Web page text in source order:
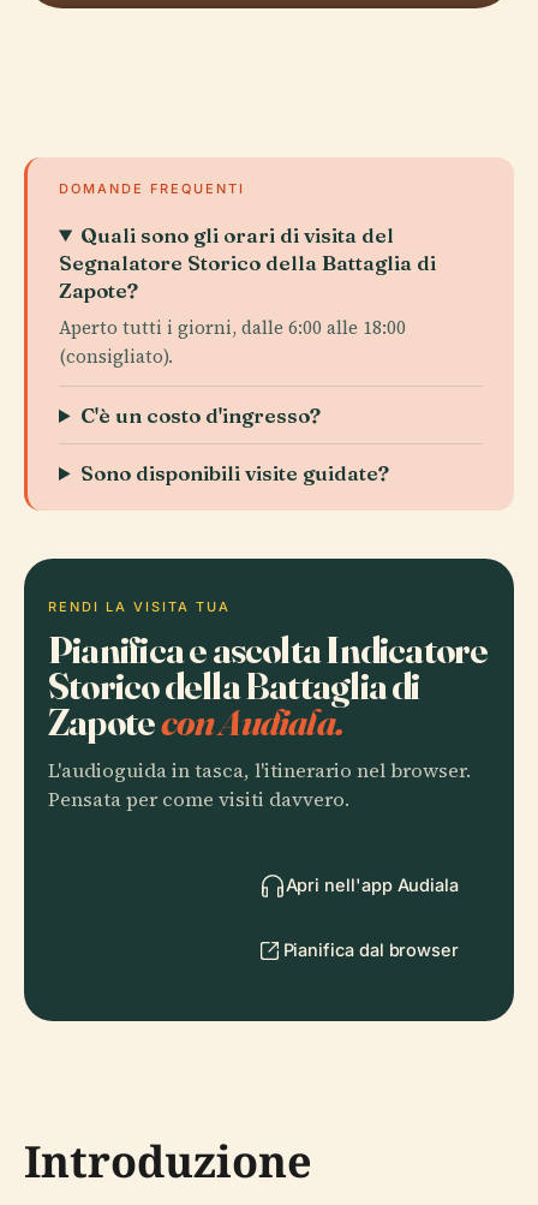
DOMANDE FREQUENTI
Quali sono gli orari di visita del
Segnalatore Storico della Battaglia di
Zapote?
Aperto tutti i giorni, dalle 6:00 alle 18:00
(consigliato).
C'è un costo d'ingresso?
Sono disponibili visite guidate?
RENDI LA VISITA TUA
Pianifica e ascolta Indicatore
Storico della Battaglia di
Zapotecon Audiala.
L'audioguida in tasca, l'itinerario nel browser.
Pensata per come visiti davvero.
Apri nell'app Audiala
Pianifica dal browser
Introduzione